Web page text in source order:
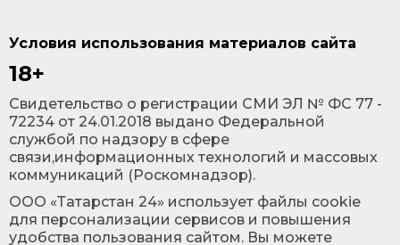
Условия использования материалов сайта
18+
Cвидетельство о регистрации СМИ ЭЛ № ФС 77 -
72234 от 24.01.2018 выдано Федеральной
службой по надзору в сфере
связи,информационных технологий и массовых
коммуникаций (Роскомнадзор).
ООО «Татарстан 24» использует файлы cookie
для персонализации сервисов и повышения
удобства пользования сайтом. Вы можете